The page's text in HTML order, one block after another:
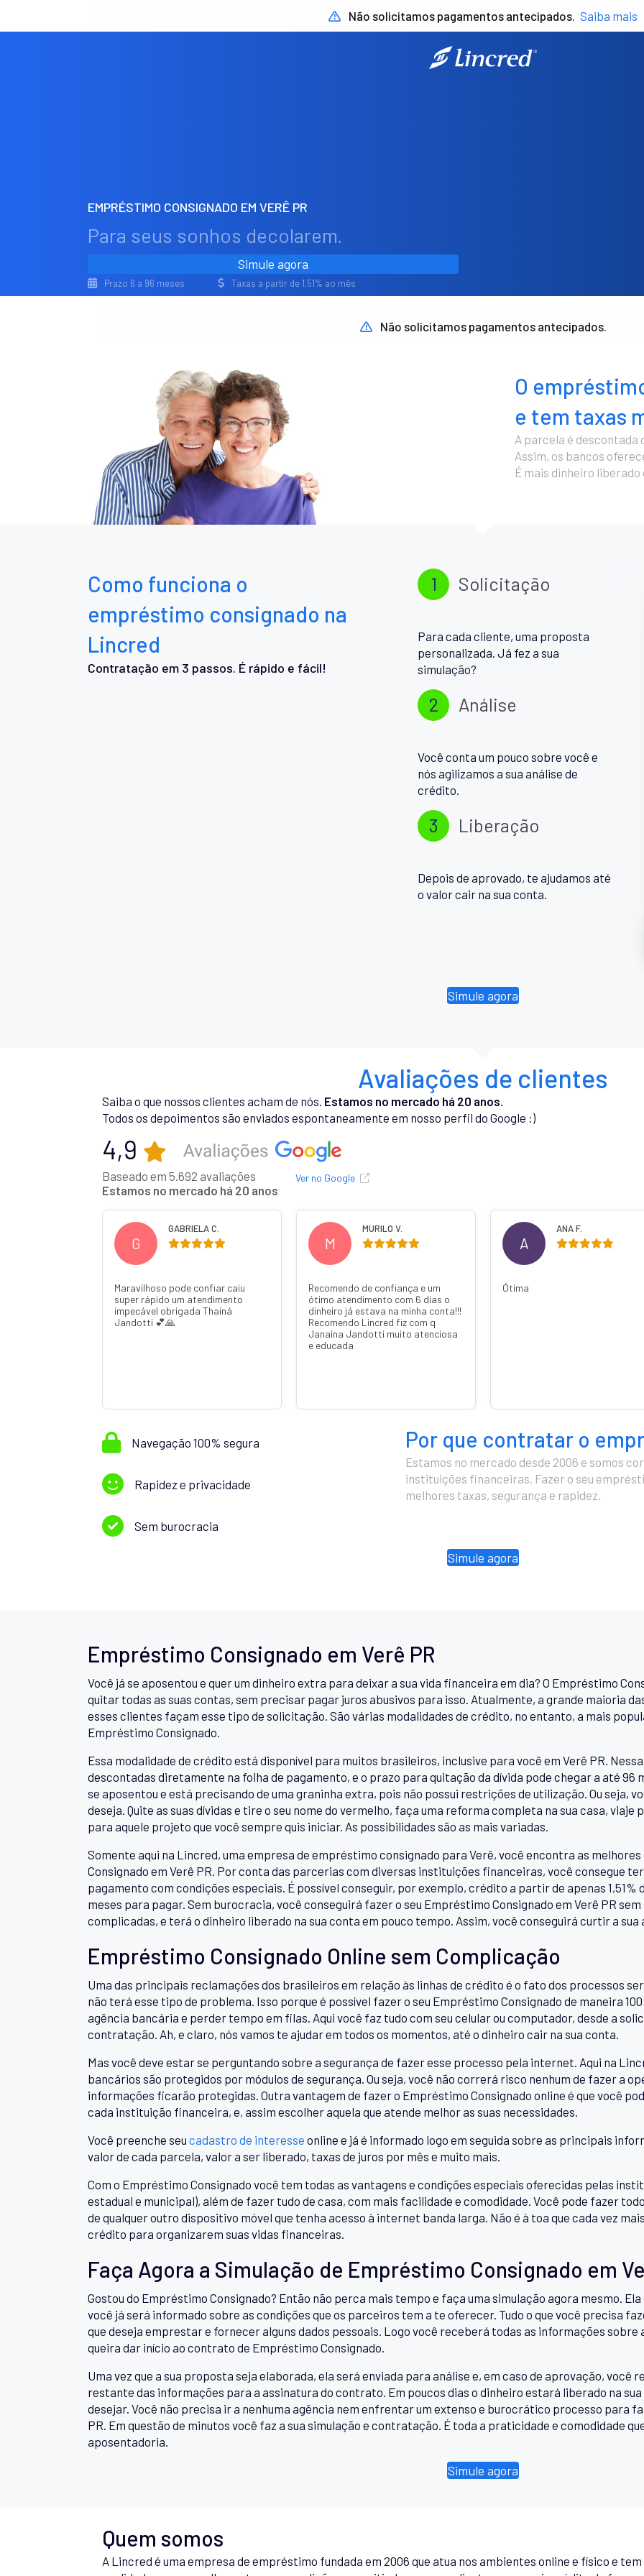
Não solicitamos pagamentos antecipados. Saiba mais
EMPRÉSTIMO CONSIGNADO EM VERÊ PR
Para seus sonhos decolarem.
Simule agora
Prazo 6 a 96 meses Taxas a partir de 1,51% ao mês
Não solicitamos pagamentos antecipados.
O
e tem taxas
A parcela é descontada
Assim, os bancos
É mais dinheiro
Como funciona o
empréstimo consignado na
Lincred
Contratação em 3 passos. É rápido e fácil!
1 Solicitação
Para cada cliente, uma proposta
personalizada. Já fez a sua
simulação?
2 Análise
Você conta um pouco sobre você e
nós agilizamos a sua análise de
crédito.
3 Liberação
Depois de aprovado, te ajudamos até
o valor cair na sua conta.
Simule agora
Avaliações de clientes
Saiba o que nossos clientes acham de nós. Estamos no mercado há 20 anos.
Todos os depoimentos são enviados espontaneamente em nosso perfil do Google :)
4,9
Baseado em 5.692 avaliações
Estamos no mercado há 20 anos
Ver no Google
G
GABRIELA C.
Maravilhoso pode confiar caiu
super rápido um atendimento
impecável obrigada Thainá
Jandotti 💕🙏
M
MURILO V.
Recomendo de confiança e um
ótimo atendimento com 6 dias o
dinheiro já estava na minha conta!!!
Recomendo Lincred fiz com q
Janaína Jandotti muito atenciosa
e educada
A
ANA F.
Ótima
Navegação 100% segura
Rapidez e privacidade
Sem burocracia
Por que contratar o
Estamos no mercado desde 2006 e somos
instituições financeiras. Fazer o seu
melhores taxas, segurança e rapidez.
Simule agora
Empréstimo Consignado em Verê PR
Você já se aposentou e quer um dinheiro extra para deixar a sua vida financeira em dia? O Empréstimo
quitar todas as suas contas, sem precisar pagar juros abusivos para isso. Atualmente, a grande maioria
esses clientes façam esse tipo de solicitação. São várias modalidades de crédito, no entanto, a mais
Empréstimo Consignado.
Essa modalidade de crédito está disponível para muitos brasileiros, inclusive para você em Verê PR.
descontadas diretamente na folha de pagamento, e o prazo para quitação da dívida pode chegar a até 96
se aposentou e está precisando de uma graninha extra, pois não possui restrições de utilização. Ou seja,
deseja. Quite as suas dívidas e tire o seu nome do vermelho, faça uma reforma completa na sua casa, viaje
para aquele projeto que você sempre quis iniciar. As possibilidades são as mais variadas.
Somente aqui na Lincred, uma empresa de empréstimo consignado para Verê, você encontra as
Consignado em Verê PR. Por conta das parcerias com diversas instituições financeiras, você consegue
pagamento com condições especiais. É possível conseguir, por exemplo, crédito a partir de apenas 1,51%
meses para pagar. Sem burocracia, você conseguirá fazer o seu Empréstimo Consignado em Verê PR
complicadas, e terá o dinheiro liberado na sua conta em pouco tempo. Assim, você conseguirá curtir a
Empréstimo Consignado Online sem Complicação
Uma das principais reclamações dos brasileiros em relação às linhas de crédito é o fato dos processos
não terá esse tipo de problema. Isso porque é possível fazer o seu Empréstimo Consignado de maneira
agência bancária e perder tempo em filas. Aqui você faz tudo com seu celular ou computador, desde a
contratação. Ah, e claro, nós vamos te ajudar em todos os momentos, até o dinheiro cair na sua conta.
Mas você deve estar se perguntando sobre a segurança de fazer esse processo pela internet. Aqui na
bancários são protegidos por módulos de segurança. Ou seja, você não correrá risco nenhum de fazer a
informações ficarão protegidas. Outra vantagem de fazer o Empréstimo Consignado online é que você
cada instituição financeira, e, assim escolher aquela que atende melhor as suas necessidades.
Você preenche seu cadastro de interesse online e já é informado logo em seguida sobre as principais
valor de cada parcela, valor a ser liberado, taxas de juros por mês e muito mais.
Com o Empréstimo Consignado você tem todas as vantagens e condições especiais oferecidas pelas
estadual e municipal), além de fazer tudo de casa, com mais facilidade e comodidade. Você pode fazer
de qualquer outro dispositivo móvel que tenha acesso à internet banda larga. Não é à toa que cada vez
crédito para organizarem suas vidas financeiras.
Faça Agora a Simulação de Empréstimo Consignado em
Gostou do Empréstimo Consignado? Então não perca mais tempo e faça uma simulação agora mesmo.
você já será informado sobre as condições que os parceiros tem a te oferecer. Tudo o que você precisa
que deseja emprestar e fornecer alguns dados pessoais. Logo você receberá todas as informações
queira dar início ao contrato de Empréstimo Consignado.
Uma vez que a sua proposta seja elaborada, ela será enviada para análise e, em caso de aprovação, você
restante das informações para a assinatura do contrato. Em poucos dias o dinheiro estará liberado na
desejar. Você não precisa ir a nenhuma agência nem enfrentar um extenso e burocrático processo para
PR. Em questão de minutos você faz a sua simulação e contratação. É toda a praticidade e comodidade
aposentadoria.
Simule agora
Quem somos
A Lincred é uma empresa de empréstimo fundada em 2006 que atua nos ambientes online e físico e